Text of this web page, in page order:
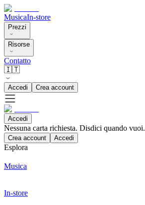
MusicaIn-store
Prezzi
Risorse
Contatto
🇮🇹
Accedi Crea account
Accedi
Nessuna carta richiesta. Disdici quando vuoi.
Crea account Accedi
Esplora
Musica
In-store